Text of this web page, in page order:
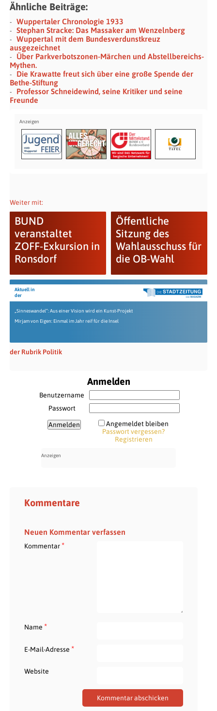
Ähnliche Beiträge:
Wuppertaler Chronologie 1933
Stephan Stracke: Das Massaker am Wenzelnberg
Wuppertal mit dem Bundesverdunstkreuz
ausgezeichnet
Über Parkverbotszonen-Märchen und Abstellbereichs-
Mythen.
Die Krawatte freut sich über eine große Spende der
Bethe-Stiftung
Professor Schneidewind, seine Kritiker und seine
Freunde
Weiter mit:
BUND
veranstaltet
ZOFF-Exkursion in
Ronsdorf
Öffentliche
Sitzung des
Wahlausschuss für
die OB-Wahl
Aktuell in
der
„Sinneswandel“: Aus einer Vision wird ein Kunst-Projekt
Mirjam von Eigen: Einmal im Jahr reif für die Insel
der Rubrik Politik
Anmelden
Benutzername
Passwort
Angemeldet bleiben
Passwort vergessen?
Registrieren
Kommentare
Neuen Kommentar verfassen
Kommentar*
Name *
E-Mail-Adresse *
Website